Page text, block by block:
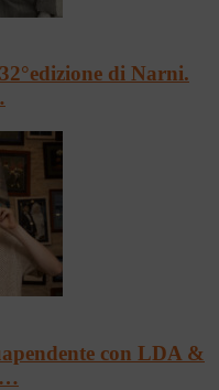
di Narni.
con LDA &